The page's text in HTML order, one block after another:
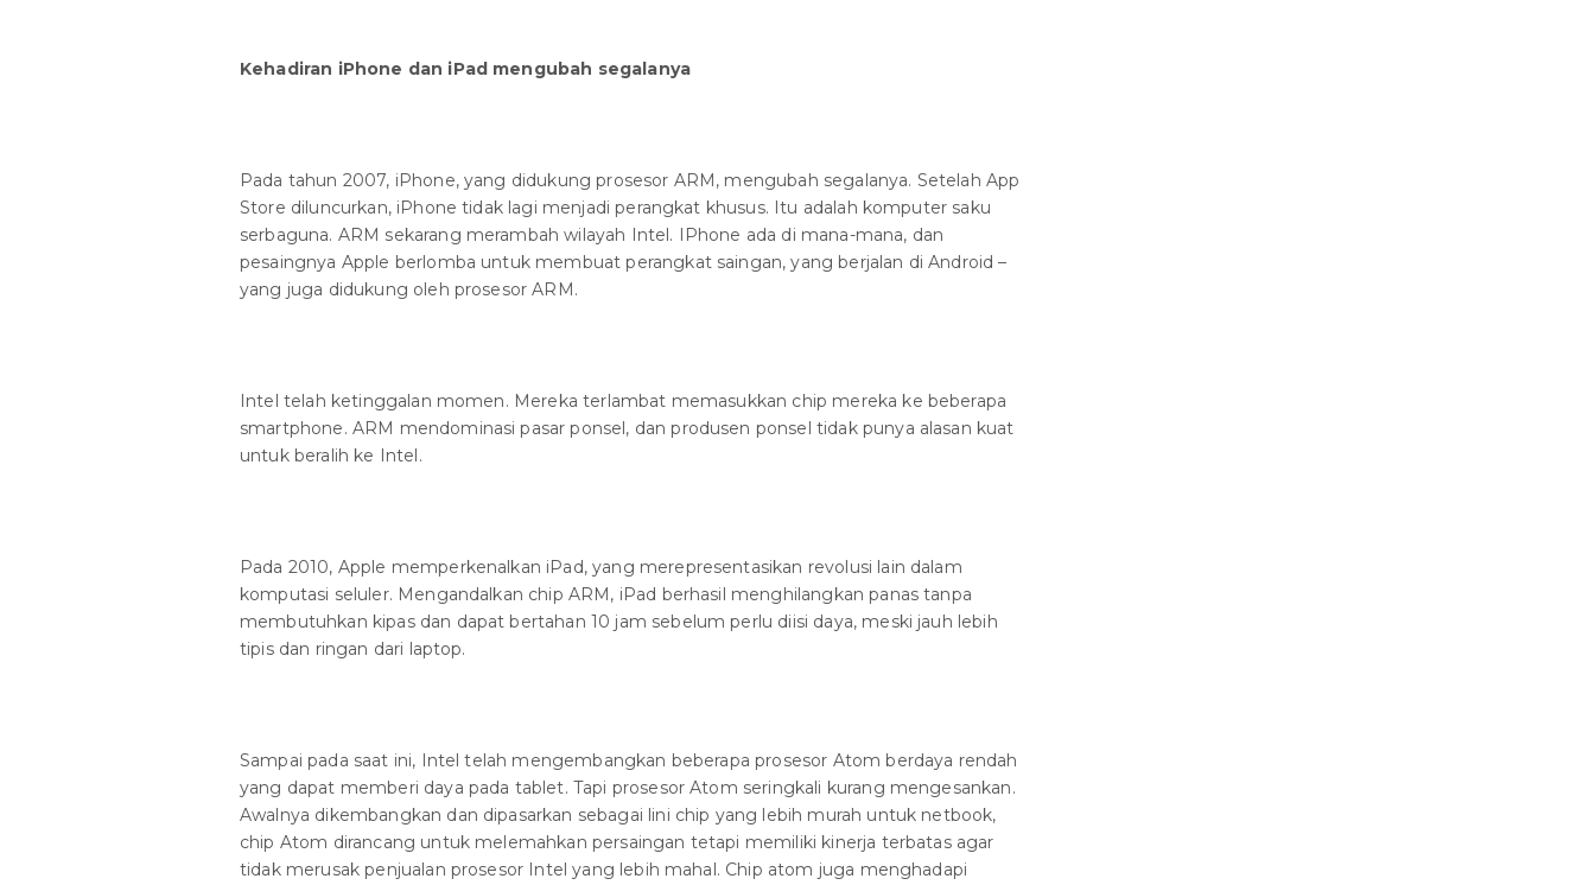
Kehadiran iPhone dan iPad mengubah segalanya
Pada tahun 2007, iPhone, yang didukung prosesor ARM, mengubah segalanya. Setelah App
Store diluncurkan, iPhone tidak lagi menjadi perangkat khusus. Itu adalah komputer saku
serbaguna. ARM sekarang merambah wilayah Intel. IPhone ada di mana-mana, dan
pesaingnya Apple berlomba untuk membuat perangkat saingan, yang berjalan di Android –
yang juga didukung oleh prosesor ARM.
Intel telah ketinggalan momen. Mereka terlambat memasukkan chip mereka ke beberapa
smartphone. ARM mendominasi pasar ponsel, dan produsen ponsel tidak punya alasan kuat
untuk beralih ke Intel.
Pada 2010, Apple memperkenalkan iPad, yang merepresentasikan revolusi lain dalam
komputasi seluler. Mengandalkan chip ARM, iPad berhasil menghilangkan panas tanpa
membutuhkan kipas dan dapat bertahan 10 jam sebelum perlu diisi daya, meski jauh lebih
tipis dan ringan dari laptop.
Sampai pada saat ini, Intel telah mengembangkan beberapa prosesor Atom berdaya rendah
yang dapat memberi daya pada tablet. Tapi prosesor Atom seringkali kurang mengesankan.
Awalnya dikembangkan dan dipasarkan sebagai lini chip yang lebih murah untuk netbook,
chip Atom dirancang untuk melemahkan persaingan tetapi memiliki kinerja terbatas agar
tidak merusak penjualan prosesor Intel yang lebih mahal. Chip atom juga menghadapi